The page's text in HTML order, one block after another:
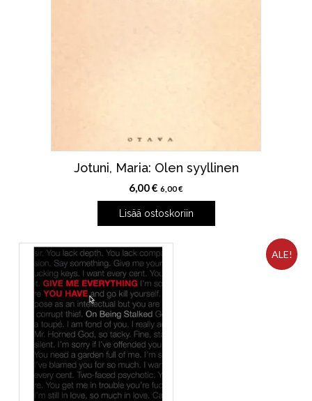
Jotuni, Maria: Olen syyllinen
6,00€ 6,00€
Lisää ostoskoriin
ALE!